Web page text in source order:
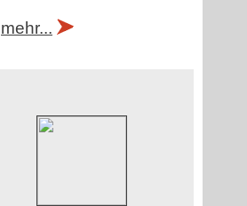
mehr...